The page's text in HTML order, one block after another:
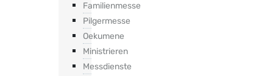
Familienmesse
Pilgermesse
Oekumene
Ministrieren
Messdienste